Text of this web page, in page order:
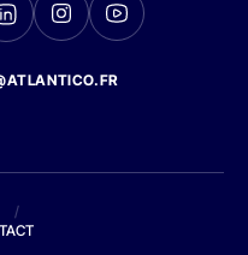
/